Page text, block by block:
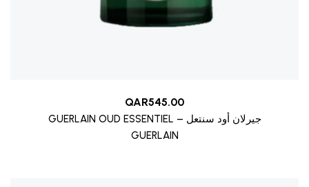
QAR545.00
GUERLAIN OUD ESSENTIEL – جيرلان أود سنتعل
GUERLAIN